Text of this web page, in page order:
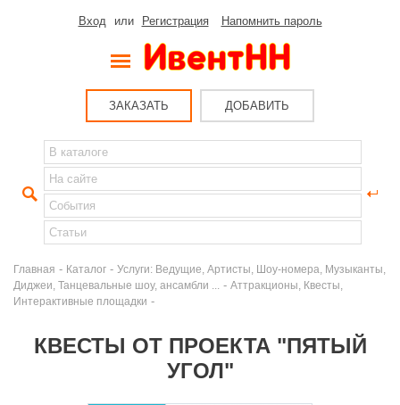
Вход или Регистрация Напомнить пароль
ЗАКАЗАТЬ ДОБАВИТЬ
Главная - Каталог - Услуги: Ведущие, Артисты, Шоу-номера, Музыканты,
Диджеи, Танцевальные шоу, ансамбли ...
- Аттракционы, Квесты,
Интерактивные площадки -
КВЕСТЫ ОТ ПРОЕКТА "ПЯТЫЙ
УГОЛ"